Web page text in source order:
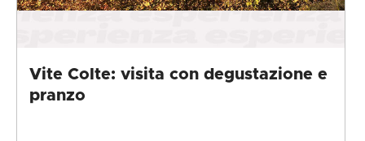
Vite Colte: visita con degustazione e
pranzo